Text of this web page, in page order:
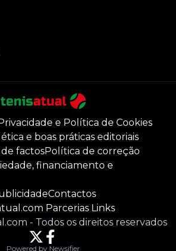
e Política de Cookies
e boas práticas editoriais
factosPolítica de correção
financiamento e
Contactos
Parcerias Links
- Todos os direitos reservados
Powered by Newsifier